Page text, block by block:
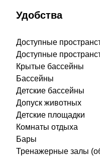
Удобства
Доступные
Доступные
Крытые бассейны
Бассейны
Детские бассейны
Допуск животных
Детские площадки
Комнаты отдыха
Бары
Тренажерные залы